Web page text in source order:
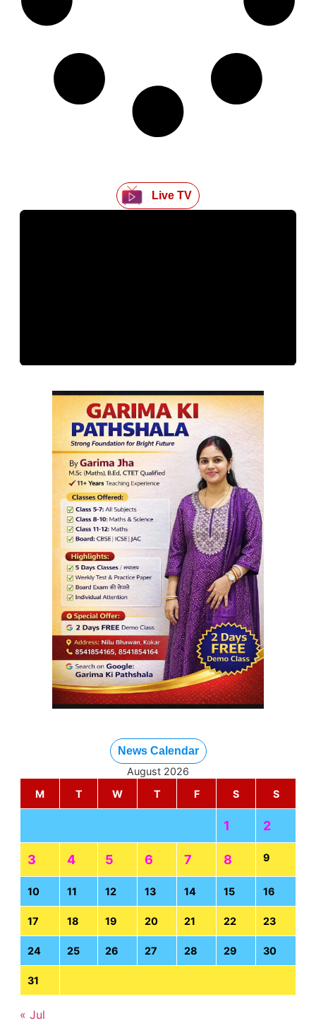
Live TV
News Calendar
August 2026
M
T W T F S S
1 2
3 4 5 6 7 8 9
10 11 12 13 14 15 16
17 18 19 20 21 22 23
24 25 26 27 28 29 30
31
« Jul